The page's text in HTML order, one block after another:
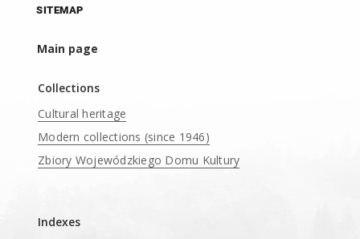
SITEMAP
Main page
Collections
Cultural heritage
Modern collections (since 1946)
Zbiory Wojewódzkiego Domu Kultury
Indexes